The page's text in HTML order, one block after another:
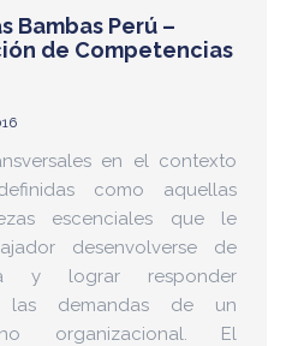
Bambas Perú –
de Competencias
en el contexto
como aquellas
escenciales que le
desenvolverse de
y lograr responder
las demandas de un
organizacional. El